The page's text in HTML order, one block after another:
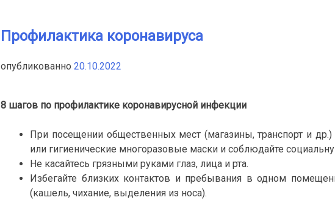
Профилактика коронавируса
опубликованно20.10.2022
8 шагов по профилактике коронавирусной инфекции
При посещении общественных мест (магазины, транспорт и
или гигиенические многоразовые маски и соблюдайте
Не касайтесь грязными руками глаз, лица и рта.
Избегайте близких контактов и пребывания в одном
(кашель, чихание, выделения из носа).